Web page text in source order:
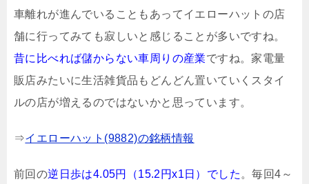
車離れが進んでいることもあってイエローハットの店
舗に行ってみても寂しいと感じることが多いですね。
昔に比べれば儲からない車周りの産業ですね。家電量
販店みたいに生活雑貨品もどんどん置いていくスタイ
ルの店が増えるのではないかと思っています。
⇒イエローハット(9882)の銘柄情報
前回の逆日歩は4.05円（15.2円x1日）でした 。毎回4～